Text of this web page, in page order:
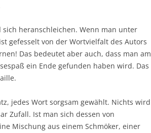
heranschleichen. Wenn man unter
gefesselt von der Wortvielfalt des Autors
Das bedeutet aber auch, dass man am
ein Ende gefunden haben wird. Das
jedes Wort sorgsam gewählt. Nichts wird
Zufall. Ist man sich dessen von
Mischung aus einem Schmöker, einer